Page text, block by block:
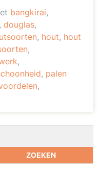
bangkirai,
, douglas,
, hout, hout
,
,
, palen
,
ZOEKEN